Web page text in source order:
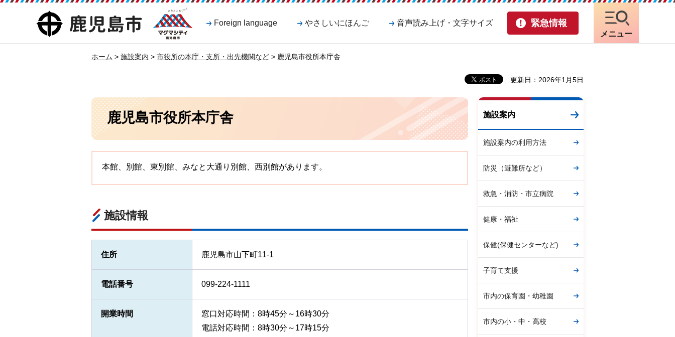
鹿児島市
マグマシティ
鹿児島市
Foreign language やさしいにほんご 音声読み上げ・文字サイズ 緊急情報
メニュー
ホーム > 施設案内 > 市役所の本庁・支所・出先機関など > 鹿児島市役所本庁舎
更新日：2026年1月5日
鹿児島市役所本庁舎
本館、別館、東別館、みなと大通り別館、西別館があります。
施設情報
住所 鹿児島市山下町11-1
電話番号 099-224-1111
開業時間
窓口対応時間：8時45分～16時30分
電話対応時間：8時30分～17時15分
施設案内
施設案内の利用方法
防災（避難所など）
救急・消防・市立病院
健康・福祉
保健(保健センターなど)
子育て支援
市内の保育園・幼稚園
市内の小・中・高校